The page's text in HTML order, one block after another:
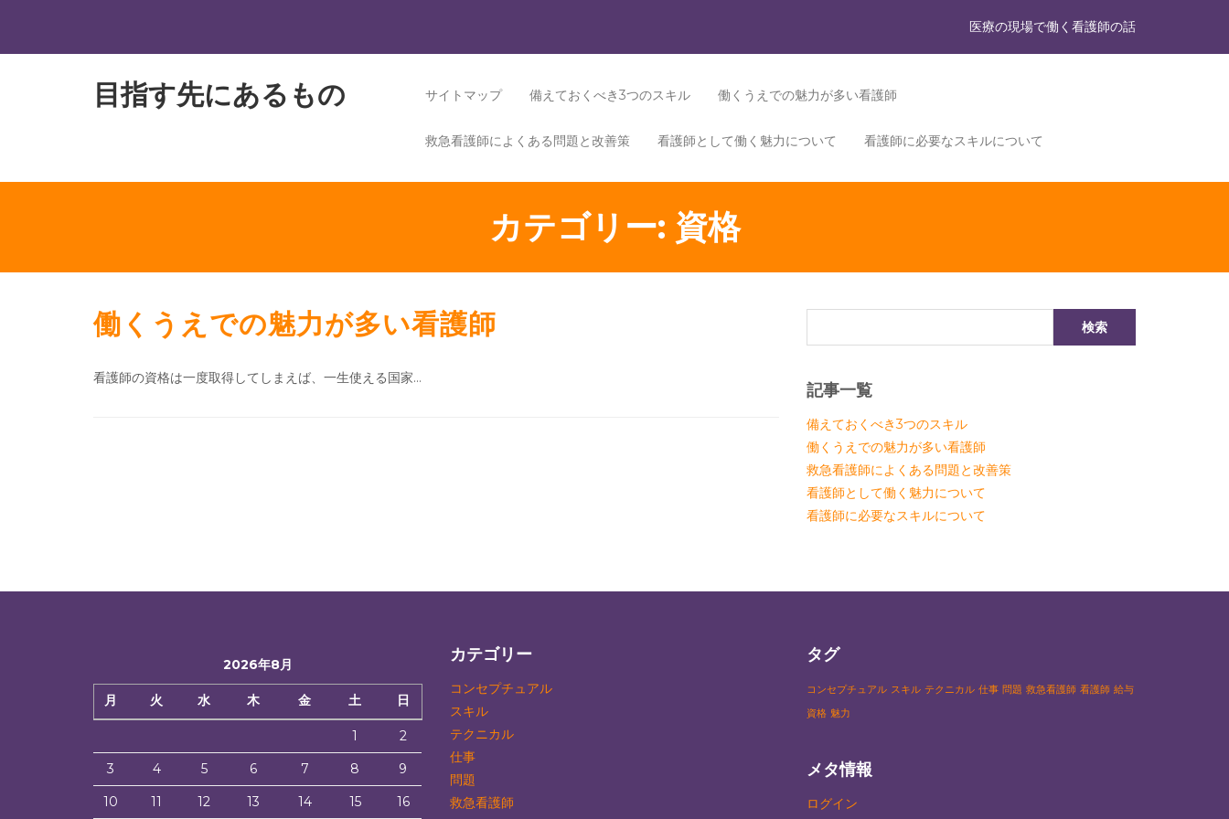
医療の現場で働く看護師の話
目指す先にあるもの サイトマップ 備えておくべき3つのスキル 働くうえでの魅力が多い看護師
救急看護師によくある問題と改善策 看護師として働く魅力について 看護師に必要なスキルについて
カテゴリー: 資格
働くうえでの魅力が多い看護師
看護師の資格は一度取得してしまえば、一生使える国家…
記事一覧
備えておくべき3つのスキル
働くうえでの魅力が多い看護師
救急看護師によくある問題と改善策
看護師として働く魅力について
看護師に必要なスキルについて
2026年8月
月 火 水 木 金 土 日
1
2
3
4 5 6 7 8
9
10
11 12 13 14 15 16
カテゴリー
コンセプチュアル
スキル
テクニカル
仕事
問題
救急看護師
タグ
コンセプチュアル スキル テクニカル 仕事 問題 救急看護師 看護師 給与
資格 魅力
メタ情報
ログイン